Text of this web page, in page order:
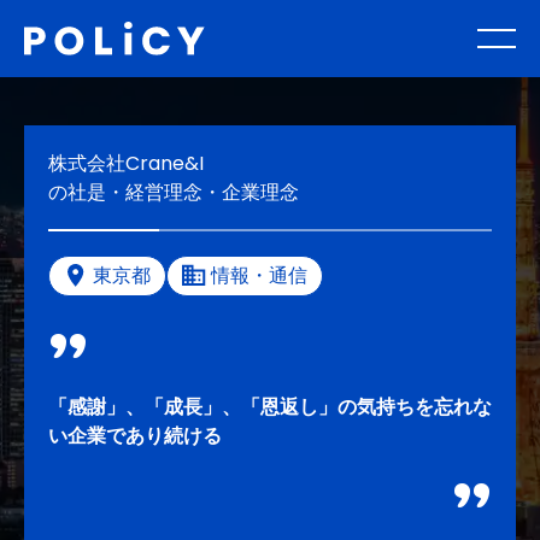
株式会社Crane&I
の社是・経営理念・企業理念
東京都 情報・通信
「感謝」、「成長」、「恩返し」の気持ちを忘れな
い企業であり続ける